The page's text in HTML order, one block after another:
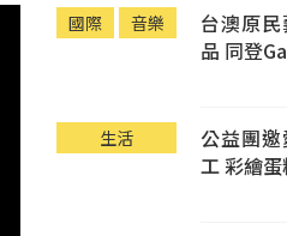
國際 音樂
台澳原
品 同登
生活
公益團
工 彩繪